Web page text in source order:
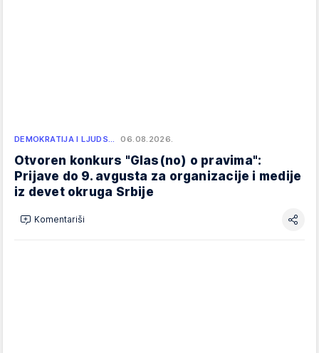
DEMOKRATIJA I LJUDS… 06.08.2026.
Otvoren konkurs "Glas(no) o pravima":
Prijave do 9. avgusta za organizacije i medije
iz devet okruga Srbije
Komentariši